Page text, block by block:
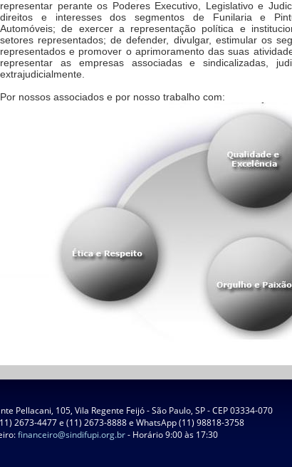
representar perante os Poderes Executivo, Legislativo e
direitos e interesses dos segmentos de Funilaria e
Automóveis; de exercer a representação política e
setores representados; de defender, divulgar, estimular os
representados e promover o aprimoramento das suas
representar as empresas associadas e sindicalizadas,
extrajudicialmente.
Por nossos associados e por nosso trabalho com:
Pellacani, 105, Vila Regente Feijó - São Paulo, SP - CEP 03334-070
2673-4477 e (11) 2673-8888 e WhatsApp (11) 98818-3758
financeiro@sindifupi.org.br- Horário 9:00 às 17:30